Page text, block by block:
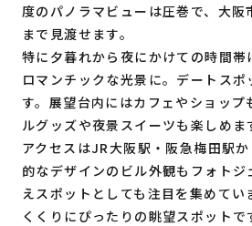
度のパノラマビューは圧巻で、大
まで見渡せます。
特に夕暮れから夜にかけての時間帯
ロマンチックな光景に。デートスポ
す。展望台内にはカフェやショップ
ルグッズや夜景スイーツも楽しめま
アクセスはJR大阪駅・阪急梅田駅
的なデザインのビル外観もフォトジ
えスポットとしても注目を集めてい
くくりにぴったりの眺望スポットで